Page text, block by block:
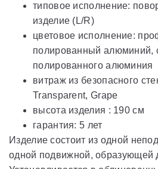
типовое исполнение:
изделие (L/R)
цветовое исполнение:
полированный алюминий,
полированного алюминия
витраж из безопасного
Transparent, Grape
высота изделия : 190 см
гарантия: 5 лет
Изделие состоит из одной
одной подвижной, образующей